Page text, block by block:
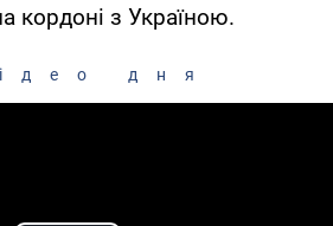
кордоні з Україною.
дня